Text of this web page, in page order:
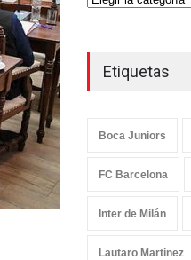
Etiquetas
Boca Juniors
FC Barcelona
Inter de Milán
Lautaro Martinez